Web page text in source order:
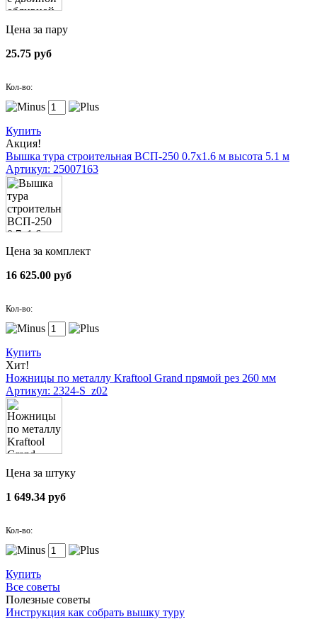
Цена за пару
25.75 руб
Кол-во:
Купить
Акция!
Вышка тура строительная ВСП-250 0.7х1.6 м высота 5.1 м
Артикул: 25007163
Цена за комплект
16 625.00 руб
Кол-во:
Купить
Хит!
Ножницы по металлу Kraftool Grand прямой рез 260 мм
Артикул: 2324-S_z02
Цена за штуку
1 649.34 руб
Кол-во:
Купить
Все советы
Полезные советы
Инструкция как собрать вышку туру